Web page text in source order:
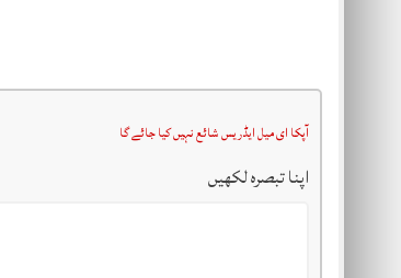
آپکا ای میل ایڈریس شائع نہیں کیا جائے گا
اپنا تبصرہ لکھیں